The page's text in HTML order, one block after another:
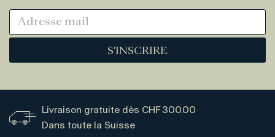
S'INSCRIRE
Livraison gratuite dès CHF 300.00
Dans toute la Suisse